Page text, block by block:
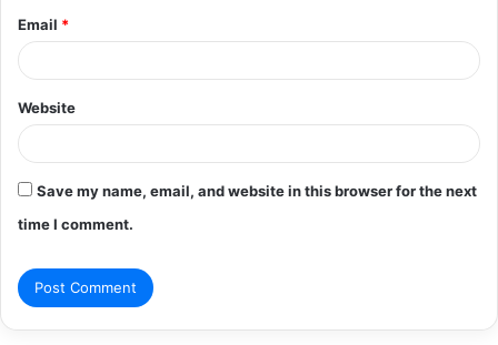
Email *
Website
Save my name, email, and website in this browser for the next
time I comment.